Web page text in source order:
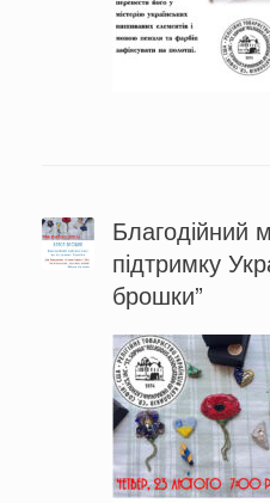
Благодійний
підтримку
брошки”